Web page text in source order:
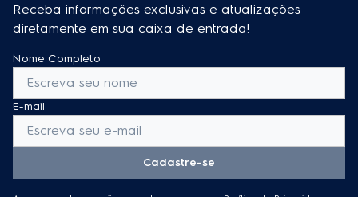
Receba informações exclusivas e atualizações
diretamente em sua caixa de entrada!
Nome Completo
E-mail
Cadastre-se